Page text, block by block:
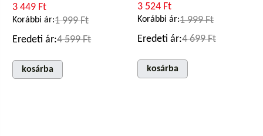
3 449 Ft
Korábbi ár:1 999 Ft
Eredeti ár:4 599 Ft
kosárba
3 524 Ft
Korábbi ár:1 999 Ft
Eredeti ár:4 699 Ft
kosárba